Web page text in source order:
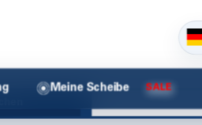
Meine Scheibe SALE